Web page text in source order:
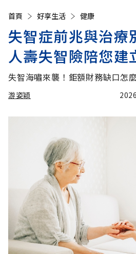
首頁 好享生活 健康
失智症前兆與治療
人壽失智險陪您建
失智海嘯來襲！鉅額財務缺口怎
游姿穎